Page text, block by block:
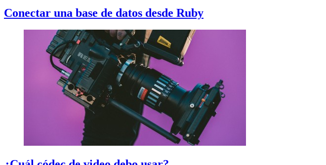
Conectar una base de datos desde Ruby